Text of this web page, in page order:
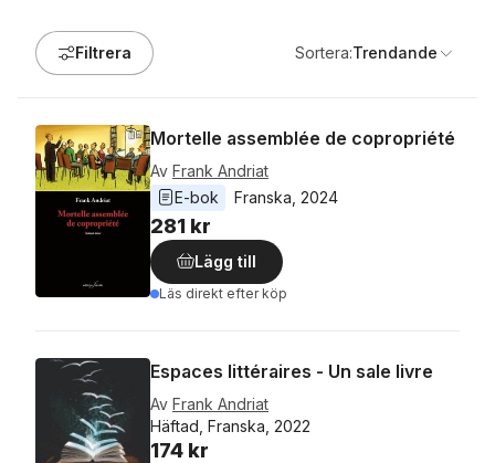
Filtrera Sortera:Trendande
Mortelle assemblée de copropriété
Av Frank Andriat
E-bok
Franska 2024
281 kr
Lägg till
Läs direkt efter köp
Espaces littéraires - Un sale livre
Av Frank Andriat
Häftad, Franska, 2022
174 kr